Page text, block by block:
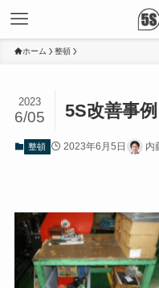
ホーム 整頓
5S改善事
2023
6/05
整頓 2023年6月5日 内